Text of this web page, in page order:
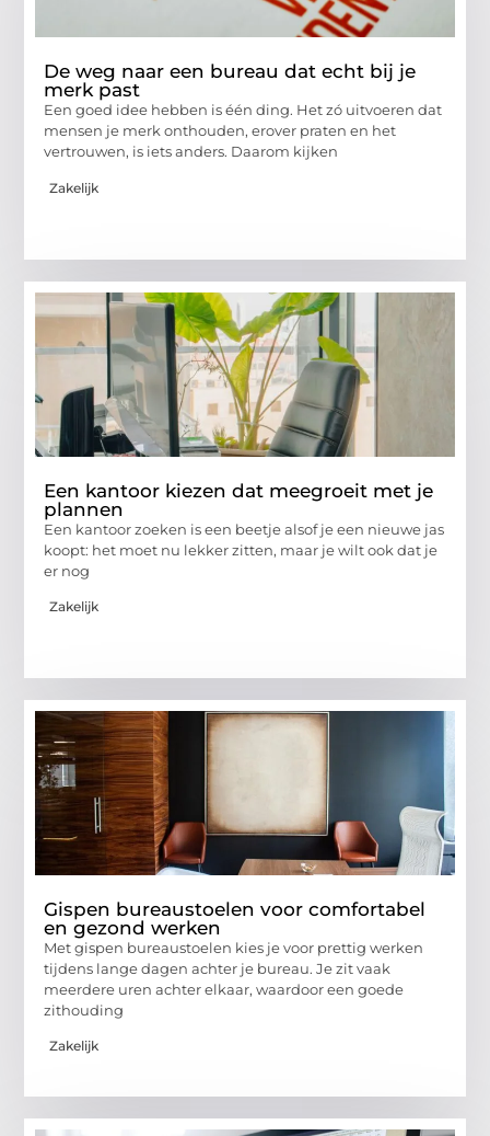
De weg naar een bureau dat echt bij je
merk past
Een goed idee hebben is één ding. Het zó uitvoeren dat
mensen je merk onthouden, erover praten en het
vertrouwen, is iets anders. Daarom kijken
Zakelijk
Een kantoor kiezen dat meegroeit met je
plannen
Een kantoor zoeken is een beetje alsof je een nieuwe jas
koopt: het moet nu lekker zitten, maar je wilt ook dat je
er nog
Zakelijk
Gispen bureaustoelen voor comfortabel
en gezond werken
Met gispen bureaustoelen kies je voor prettig werken
tijdens lange dagen achter je bureau. Je zit vaak
meerdere uren achter elkaar, waardoor een goede
zithouding
Zakelijk